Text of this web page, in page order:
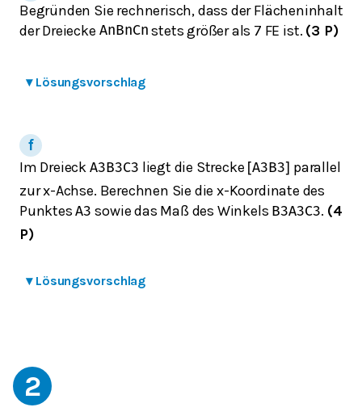
Begründen Sie rechnerisch, dass der Flächeninhalt
der Dreiecke An BnCn stets größer als 7 FE ist. (3 P)
▾ Lösungsvorschlag
Im Dreieck A3 B3C3 liegt die Strecke [A3 B3] parallel
zur x-Achse. Berechnen Sie die x-Koordinate des
PunktesA3 sowie das Maß des Winkels B3A3C3. (4
P)
▾ Lösungsvorschlag
2